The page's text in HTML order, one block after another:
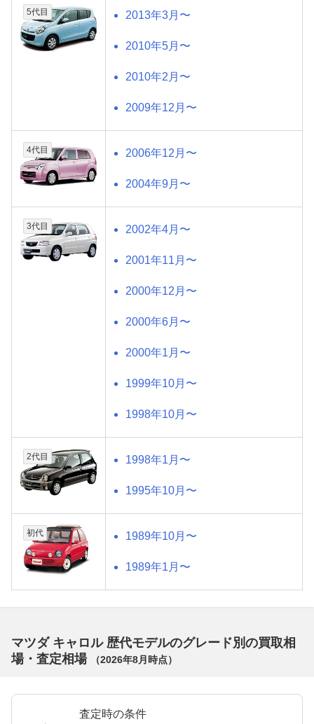
5代目 2013年3月〜
2010年5月〜
2010年2月〜
2009年12月〜
4代目 2006年12月〜
2004年9月〜
3代目 2002年4月〜
2001年11月〜
2000年12月〜
2000年6月〜
2000年1月〜
1999年10月〜
1998年10月〜
2代目 1998年1月〜
1995年10月〜
初代 1989年10月〜
1989年1月〜
マツダ キャロル 歴代モデルのグレード別の買取相
場・査定相場
（2026年8月 時点）
査定時の条件